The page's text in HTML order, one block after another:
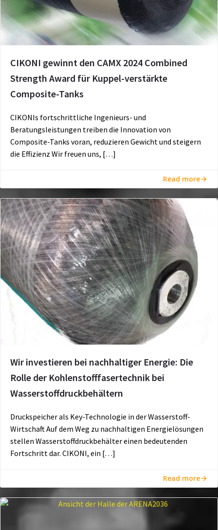
CIKONI gewinnt den CAMX 2024 Combined
Strength Award für Kuppel-verstärkte
Composite-Tanks
CIKONIs fortschrittliche Ingenieurs- und
Beratungsleistungen treiben die Innovation von
Composite-Tanks voran, reduzieren Gewicht und steigern
die Effizienz Wir freuen uns, […]
Read more
Wir investieren bei nachhaltiger Energie: Die
Rolle der Kohlenstofffasertechnik bei
Wasserstoffdruckbehältern
Druckspeicher als Key-Technologie in der Wasserstoff-
Wirtschaft Auf dem Weg zu nachhaltigen Energielösungen
stellen Wasserstoffdruckbehälter einen bedeutenden
Fortschritt dar. CIKONI, ein […]
Read more